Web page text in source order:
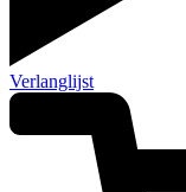
Verlanglijst